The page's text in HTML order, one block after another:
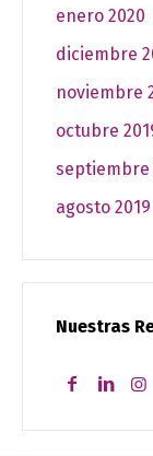
enero 2020
diciembre
noviembre
octubre
septiembre
agosto 2019
Nuestras